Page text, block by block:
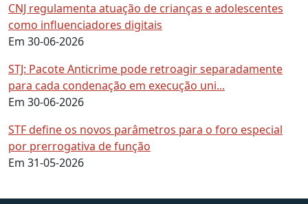
CNJ regulamenta atuação de crianças e adolescentes
como influenciadores digitais
Em 30-06-2026
STJ: Pacote Anticrime pode retroagir separadamente
para cada condenação em execução uni...
Em 30-06-2026
STF define os novos parâmetros para o foro especial
por prerrogativa de função
Em 31-05-2026